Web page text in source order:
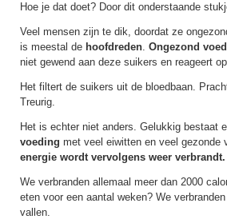
Hoe je dat doet? Door dit onderstaande
Veel mensen zijn te dik, doordat ze
is meestal de hoofdreden. Ongezond
niet gewend aan deze suikers en reageert
Het filtert de suikers uit de bloedbaan.
Treurig.
Het is echter niet anders. Gelukkig bestaat
voeding met veel eiwitten en veel gezonde
energie wordt vervolgens weer verbrandt.
We verbranden allemaal meer dan 2000
eten voor een aantal weken? We
vallen.